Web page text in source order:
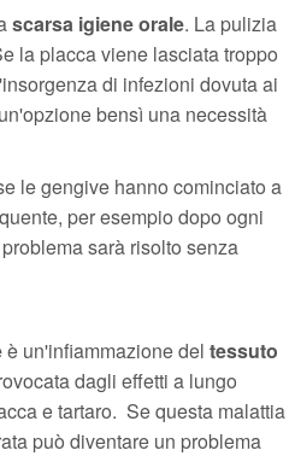
scarsa igiene orale. La pulizia
la placca viene lasciata troppo
di infezioni dovuta ai
bensì una necessità
le gengive hanno cominciato a
per esempio dopo ogni
sarà risolto senza
è un'infiammazione del tessuto
dagli effetti a lungo
e tartaro. Se questa malattia
può diventare un problema